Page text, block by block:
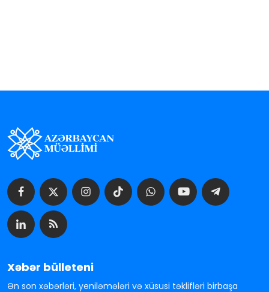
Xəbər bülleteni
Ən son xəbərləri, yeniləmələri və xüsusi təklifləri birbaşa